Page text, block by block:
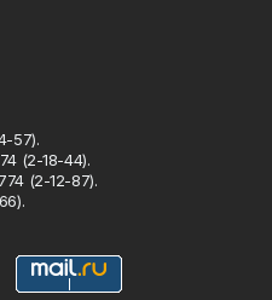
57).
(2-18-44).
(2-12-87).